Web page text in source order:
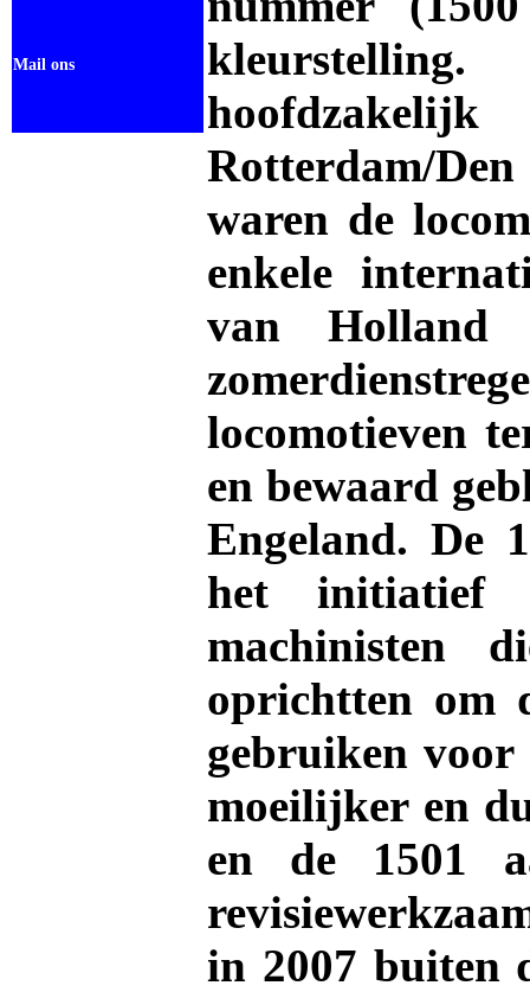
Rotterdam/
waren de
enkele
van Holland
locomotieven
en bewaard
Engeland. De
het initiatief
machinisten
oprichtten om
gebruiken voor
moeilijker en
en de 1501
in 2007 buiten
Mail ons